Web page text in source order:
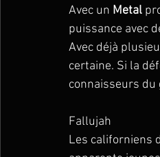
Avec un Metal
puissance avec
Avec déjà
certaine. Si la
connaisseurs du
Fallujah
Les californiens